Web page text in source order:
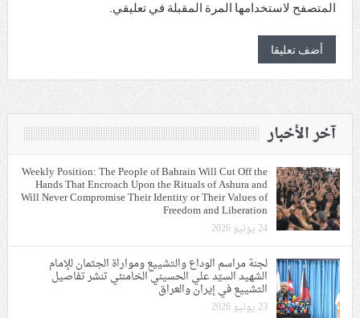
المتصفح لاستخدامها المرة المقبلة في تعليقي.
آخر الأخبار
Weekly Position: The People of Bahrain Will Cut Off the
Hands That Encroach Upon the Rituals of Ashura and
Will Never Compromise Their Identity or Their Values of
Freedom and Liberation
24 يونيو 2026
لجنة مراسم الوداع والتشييع ومواراة الجثمان للإمام
الشهيد السيّد علي الحسيني الخامنئي تنشر تفاصيل
التشييع في إيران والعراق
23 يونيو 2026